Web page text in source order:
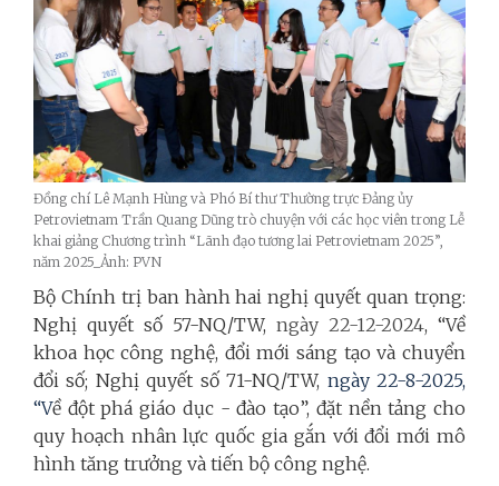
Đồng chí Lê Mạnh Hùng và Phó Bí thư Thường trực Đảng ủy
Petrovietnam Trần Quang Dũng trò chuyện với các học viên trong Lễ
khai giảng Chương trình “Lãnh đạo tương lai Petrovietnam 2025”,
năm 2025_Ảnh: PVN
Bộ Chính trị ban hành hai nghị quyết quan trọng:
Nghị quyết số 57-NQ/TW, ngày 22-12-2024, “Về
khoa học công nghệ, đổi mới sáng tạo và chuyển
đổi số; Nghị quyết số 71-NQ/TW, ngày 22-8-2025,
“Về đột phá giáo dục - đào tạo”, đặt nền tảng cho
quy hoạch nhân lực quốc gia gắn với đổi mới mô
hình tăng trưởng và tiến bộ công nghệ.